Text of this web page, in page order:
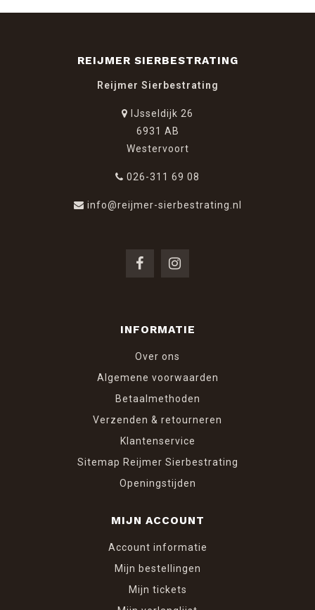
REIJMER SIERBESTRATING
Reijmer Sierbestrating
IJsseldijk 26
6931 AB
Westervoort
026-311 69 08
info@reijmer-sierbestrating.nl
INFORMATIE
Over ons
Algemene voorwaarden
Betaalmethoden
Verzenden & retourneren
Klantenservice
Sitemap Reijmer Sierbestrating
Openingstijden
MIJN ACCOUNT
Account informatie
Mijn bestellingen
Mijn tickets